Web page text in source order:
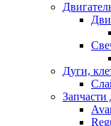
Дуги,
Запчасти